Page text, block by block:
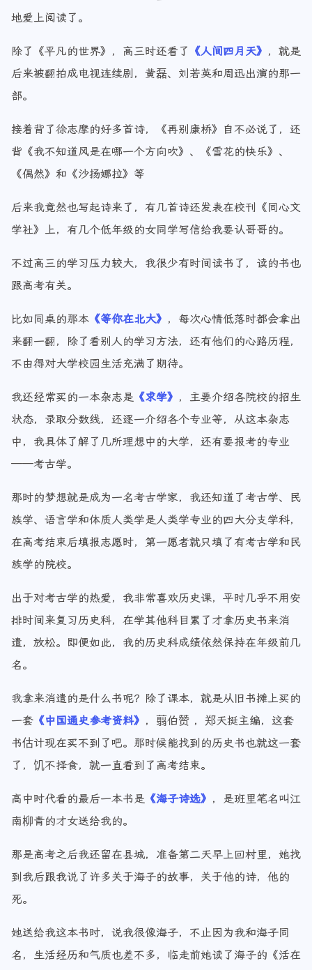
地爱上阅读了。
除了《平凡的世界》，高三时还看了 《人间四月天》 ，就是
后来被翻拍成电视连续剧，黄磊、刘若英和周迅出演的那一
部。
接着背了徐志摩的好多首诗，《再别康桥》自不必说了，还
背《我不知道风是在哪一个方向吹》、《雪花的快乐》、
《偶然》和《沙扬娜拉》等
后来我竟然也写起诗来了，有几首诗还发表在校刊《同心文
学社》上，有几个低年级的女同学写信给我要认哥哥的。
不过高三的学习压力较大，我很少有时间读书了，读的书也
跟高考有关。
比如同桌的那本 《等你在北大》 ，每次心情低落时都会拿出
来翻一翻，除了看别人的学习方法，还有他们的心路历程，
不由得对大学校园生活充满了期待。
我还经常买的一本杂志是 《求学》 ，主要介绍各院校的招生
状态，录取分数线，还逐一介绍各个专业等，从这本杂志
中，我具体了解了几所理想中的大学，还有要报考的专业
——考古学。
那时的梦想就是成为一名考古学家，我还知道了考古学、民
族学、语言学和体质人类学是人类学专业的四大分支学科，
在高考结束后填报志愿时，第一愿者就只填了有考古学和民
族学的院校。
出于对考古学的热爱，我非常喜欢历史课，平时几乎不用安
排时间来复习历史科，在学其他科目累了才拿历史书来消
遣，放松。即便如此，我的历史科成绩依然保持在年级前几
名。
我拿来消遣的是什么书呢？除了课本，就是从旧书摊上买的
一套 《中国通史参考资料》 ，翦伯赞 ，郑天挺主编，这套
书估计现在买不到了吧。那时候能找到的历史书也就这一套
了，饥不择食，就一直看到了高考结束。
高中时代看的最后一本书是 《海子诗选》 ，是班里笔名叫江
南柳青的才女送给我的。
那是高考之后我还留在县城，准备第二天早上回村里，她找
到我后跟我说了许多关于海子的故事，关于他的诗，他的
死。
她送给我这本书时，说我很像海子，不止因为我和海子同
名，生活经历和气质也差不多，临走前她读了海子的《活在